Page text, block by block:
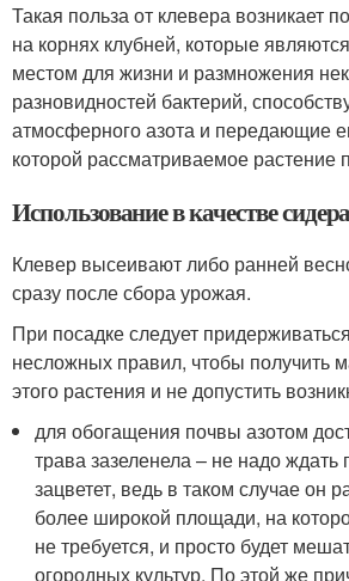
Такая польза от клевера возникает
на корнях клубней, которые
местом для жизни и размножения
разновидностей бактерий,
атмосферного азота и передающие
которой рассматриваемое растение
Использование в качестве
Клевер высеивают либо ранней
сразу после сбора урожая.
При посадке следует
несложных правил, чтобы получить
этого растения и не допустить
для обогащения почвы азотом
трава зазеленела – не надо ждать
зацветет, ведь в таком случае он
более широкой площади, на
не требуется, и просто будет
огородных культур. По этой же